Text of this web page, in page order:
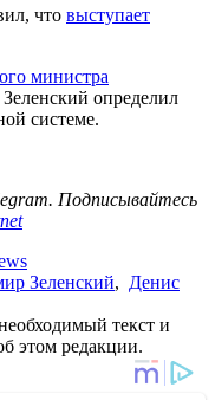
что выступает
министра
определил
системе.
Подписывайтесь
Зеленский, Денис
текст и
этом редакции.